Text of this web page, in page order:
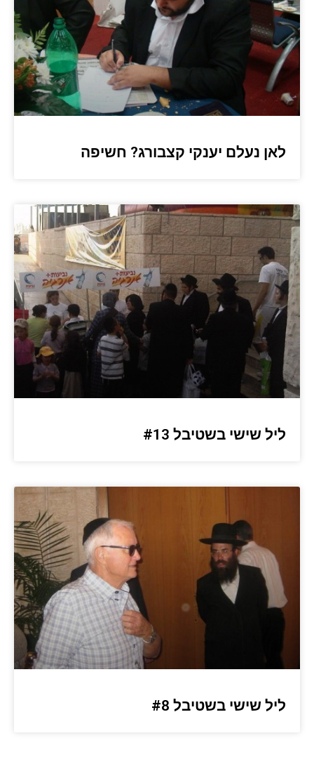
לאן נעלם יענקי קצבורג? חשיפה
ליל שישי בשטיבל #13
ליל שישי בשטיבל #8